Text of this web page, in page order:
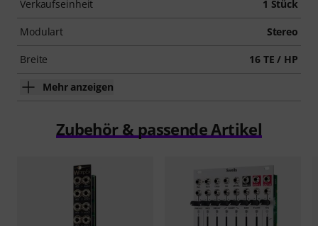
Verkaufseinheit 1 Stück
Modulart Stereo
Breite 16 TE / HP
Mehr anzeigen
Zubehör & passende Artikel